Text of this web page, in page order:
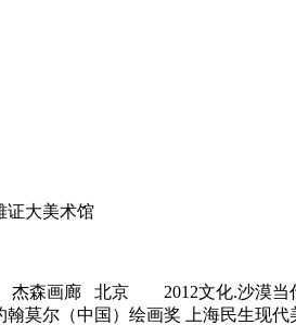
大美术馆
森画廊 北京 2012文化.沙漠当
尔（中国）绘画奖 上海民生现代